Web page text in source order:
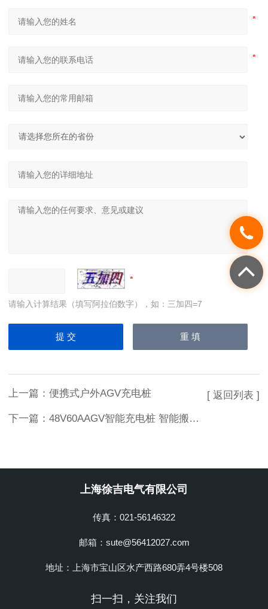
请输入计算结果（填写阿拉伯数字），如：三加四=7
上一篇： 便携式户外AGV充电桩
下一篇： 48V60AAGV智能充电桩 智能搬运车
[ 返回列表 ]
上海徐吉电气有限公司
传真：021-56146322
邮箱：sute@56412027.com
地址：上海市宝山区水产西路680弄4号楼508
扫一扫，关注我们